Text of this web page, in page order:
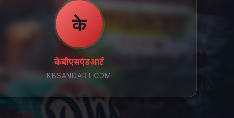
के
केबीएसएंडआर्ट
KBSANDART.COM